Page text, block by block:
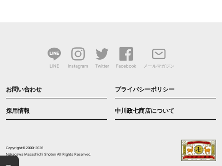
LINE Instagram Twitter Facebook メールマガジン
お問い合わせ プライバシーポリシー
採用情報 中川政七商店について
Copyright©2000-2026
Nakagawa Masashichi Shoten All Rights Reserved.